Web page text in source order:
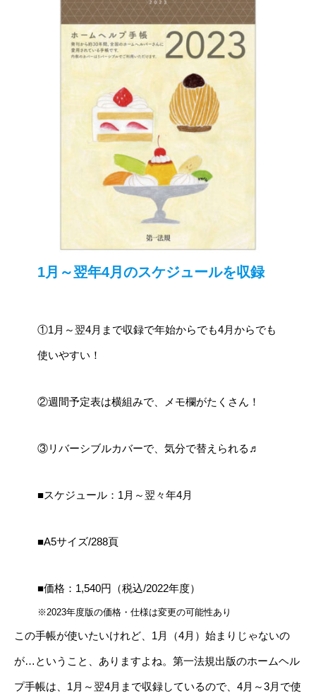
1月～翌年4月のスケジュールを収録
①1月～翌4月まで収録で年始からでも4月からでも
使いやすい！
②週間予定表は横組みで、メモ欄がたくさん！
③リバーシブルカバーで、気分で替えられる♬
■スケジュール：1月～翌々年4月
■A5サイズ/288頁
■価格：1,540円（税込/2022年度）
※2023年度版の価格・仕様は変更の可能性あり
この手帳が使いたいけれど、1月（4月）始まりじゃないの
が…ということ、ありますよね。第一法規出版のホームヘル
プ手帳は、1月～翌4月まで収録しているので、4月～3月で使